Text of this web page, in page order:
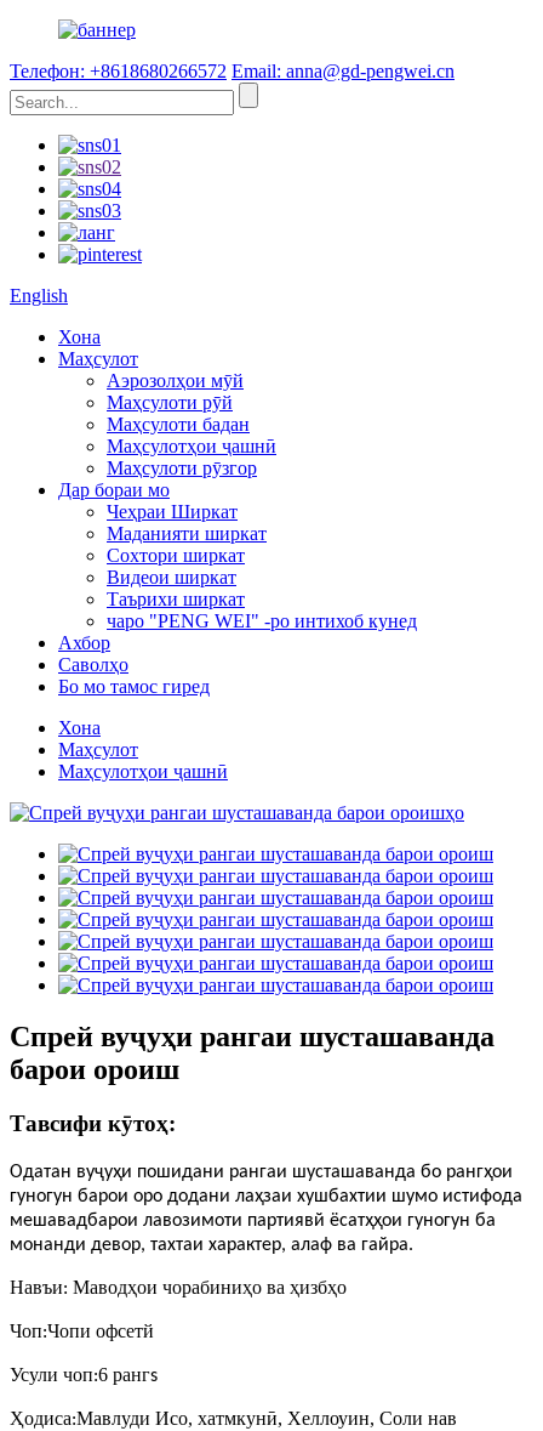
Телефон: +8618680266572 Email: anna@gd-pengwei.cn
English
Хона
Маҳсулот
Аэрозолҳои мӯй
Маҳсулоти рӯй
Маҳсулоти бадан
Маҳсулотҳои ҷашнӣ
Маҳсулоти рӯзгор
Дар бораи мо
Чеҳраи Ширкат
Маданияти ширкат
Сохтори ширкат
Видеои ширкат
Таърихи ширкат
чаро "PENG WEI" -ро интихоб кунед
Ахбор
Саволҳо
Бо мо тамос гиред
Хона
Маҳсулот
Маҳсулотҳои ҷашнӣ
Спрей вуҷуҳи рангаи шусташаванда
барои ороиш
Тавсифи кӯтоҳ:
Одатан вуҷуҳи пошидани рангаи шусташаванда бо рангҳои
гуногун барои оро додани лаҳзаи хушбахтии шумо истифода
мешавадбарои лавозимоти партиявй ёсатҳҳои гуногун ба
монанди девор, тахтаи характер, алаф ва гайра.
Навъи: Маводҳои чорабиниҳо ва ҳизбҳо
Чоп:Чопи офсетй
Усули чоп:6 рангs
Ҳодиса:Мавлуди Исо, хатмкунӣ, Хеллоуин, Соли нав